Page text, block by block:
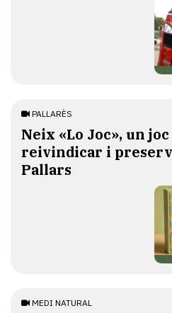
PALLARÈS
​Neix «Lo Joc», un
reivindicar i
Pallars
MEDI NATURAL